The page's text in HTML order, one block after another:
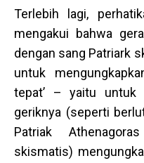
Terlebih lagi,
mengakui bahwa
dengan sang Patriark
untuk
tepat’ – yaitu untuk
geriknya (seperti
Patriak
skismatis)